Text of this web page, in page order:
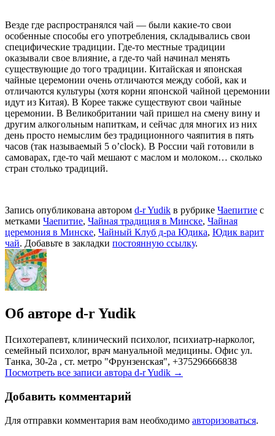
Везде где распространялся чай — были какие-то свои
особенные способы его употребления, складывались свои
специфические традиции. Где-то местные традиции
оказывали свое влияние, а где-то чай начинал менять
существующие до того традиции. Китайская и японская
чайные церемонии очень отличаются между собой, как и
отличаются культуры (хотя корни японской чайной церемонии
идут из Китая). В Корее также существуют свои чайные
церемонии. В Великобритании чай пришел на смену вину и
другим алкогольным напиткам, и сейчас для многих из них
день просто немыслим без традиционного чаяпития в пять
часов (так называемый 5 o’clock). В России чай готовили в
самоварах, где-то чай мешают с маслом и молоком… сколько
стран столько традиций.
Запись опубликована автором d-r Yudik в рубрике Чаепитие с
метками Чаепитие, Чайная традиция в Минске, Чайная
церемония в Минске, Чайный Клуб д-ра Юдика, Юдик варит
чай. Добавьте в закладки постоянную ссылку.
Об авторе d-r Yudik
Психотерапевт, клинический психолог, психиатр-нарколог,
семейный психолог, врач мануальной медицины. Офис ул.
Танка, 30-2а , ст. метро "Фрунзенская", +375296666838
Посмотреть все записи автора d-r Yudik →
Добавить комментарий
Для отправки комментария вам необходимо авторизоваться.